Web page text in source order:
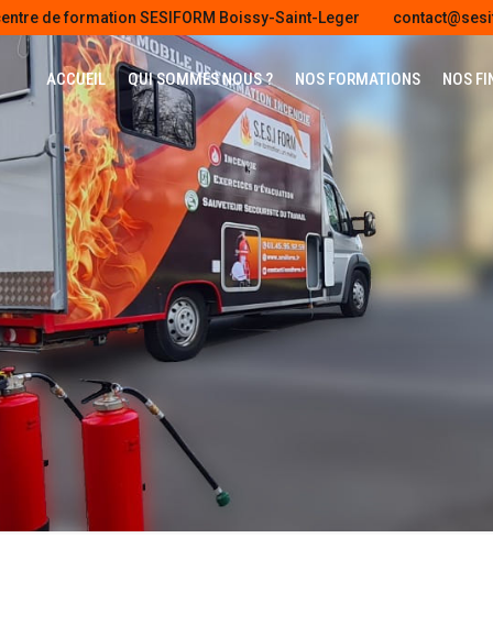
de formation SESIFORM Boissy-Saint-Leger
ACCUEIL QUI SOMMES NOUS ? NOS FORMATIONS NOS